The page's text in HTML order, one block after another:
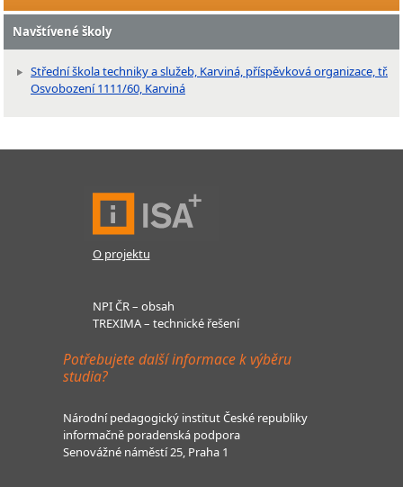
Navštívené školy
Střední škola techniky a služeb, Karviná, příspěvková organizace, tř.
Osvobození 1111/60, Karviná
O projektu
NPI ČR – obsah
TREXIMA – technické řešení
Potřebujete další informace k výběru
studia?
Národní pedagogický institut České republiky
informačně poradenská podpora
Senovážné náměstí 25, Praha 1